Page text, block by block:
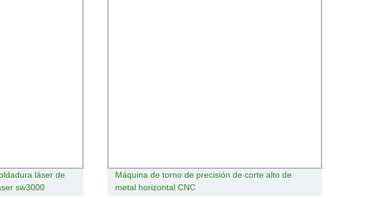
láser de
sw3000
Máquina de torno de precisión de corte alto de
metal horizontal CNC